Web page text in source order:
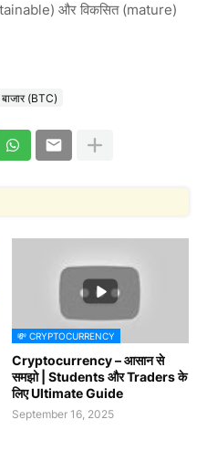
और विकसित (mature)
बाजार (BTC)
💸 CRYPTOCURRENCY
Cryptocurrency – आसान से
समझो | Students और Traders के
लिए Ultimate Guide
September 16, 2025